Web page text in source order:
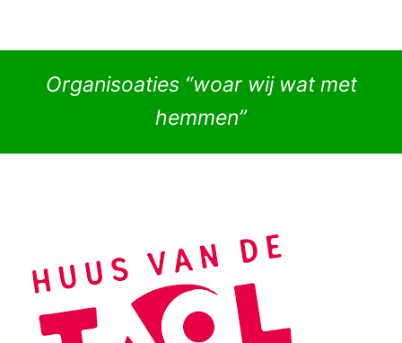
Organisoaties “woar wij wat met
hemmen”